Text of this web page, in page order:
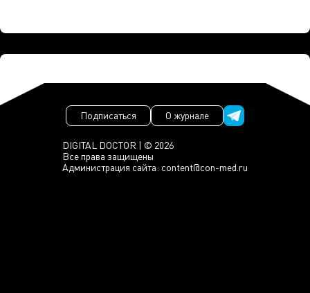
DIGITAL DOCTOR | © 2026
Все права защищены
Администрация сайта: content@con-med.ru
Подписаться О журнале